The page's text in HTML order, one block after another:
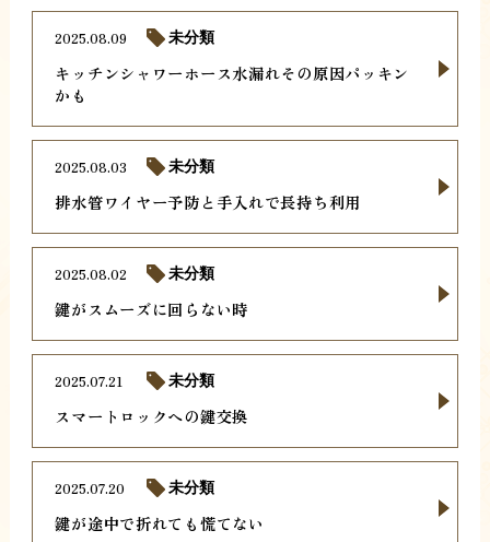
キッチンシャワーホース水漏れその原因パッキン
かも
2025.08.09 未分類
排水管ワイヤー予防と手入れで長持ち利用
2025.08.03 未分類
鍵がスムーズに回らない時
2025.08.02 未分類
スマートロックへの鍵交換
2025.07.21 未分類
鍵が途中で折れても慌てない
2025.07.20 未分類